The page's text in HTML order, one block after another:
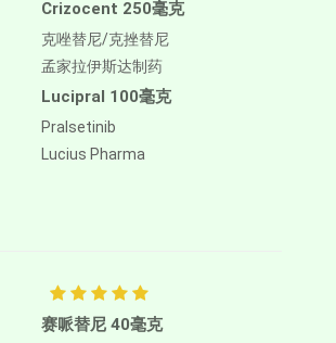
Crizocent 250毫克
克唑替尼/克挫替尼
孟家拉伊斯达制药
Lucipral 100毫克
Pralsetinib
Lucius Pharma
赛哌替尼 40毫克